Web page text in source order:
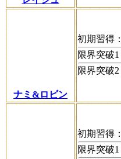
ナミ&ロビン
初期習得：
限界突破1
限界突破2
初期習得：
限界突破1